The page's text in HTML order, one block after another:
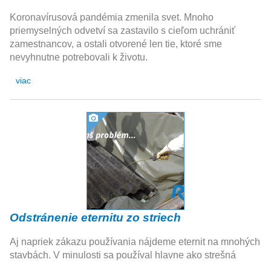
Koronavírusová pandémia zmenila svet. Mnoho
priemyselných odvetví sa zastavilo s cieľom uchrániť
zamestnancov, a ostali otvorené len tie, ktoré sme
nevyhnutne potrebovali k životu.
viac
Odstránenie eternitu zo striech
Aj napriek zákazu používania nájdeme eternit na mnohých
stavbách. V minulosti sa používal hlavne ako strešná